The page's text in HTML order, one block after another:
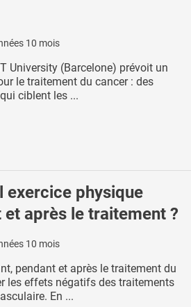
10 mois
University (Barcelone) prévoit un
le traitement du cancer : des
ciblent les ...
exercice physique
et après le traitement ?
10 mois
pendant et après le traitement du
les effets négatifs des traitements
En ...